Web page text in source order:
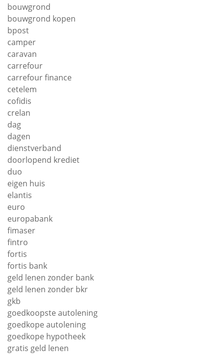
bouwgrond
bouwgrond kopen
bpost
camper
caravan
carrefour
carrefour finance
cetelem
cofidis
crelan
dag
dagen
dienstverband
doorlopend krediet
duo
eigen huis
elantis
euro
europabank
fimaser
fintro
fortis
fortis bank
geld lenen zonder bank
geld lenen zonder bkr
gkb
goedkoopste autolening
goedkope autolening
goedkope hypotheek
gratis geld lenen